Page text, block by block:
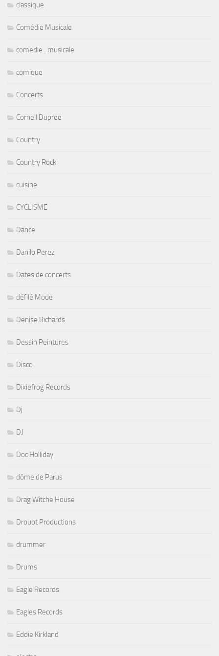
classique
Comédie Musicale
comedie_musicale
comique
Concerts
Cornell Dupree
Country
Country Rock
cuisine
CYCLISME
Dance
Danilo Perez
Dates de concerts
défilé Mode
Denise Richards
Dessin Peintures
Disco
Dixiefrog Records
Dj
DJ
Doc Holliday
dôme de Parus
Drag Witche House
Drouot Productions
drummer
Drums
Eagle Records
Eagles Records
Eddie Kirkland